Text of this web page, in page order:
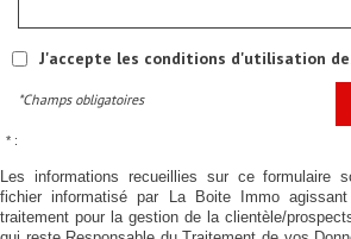
J'accepte les conditions d'utilisation
*Champs obligatoires
* :
Les informations recueillies sur ce formulaire
fichier informatisé par La Boite Immo
traitement pour la gestion de la clientèle/